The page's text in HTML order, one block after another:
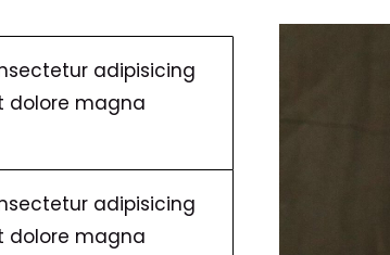
adipisicing
dolore magna
adipisicing
dolore magna